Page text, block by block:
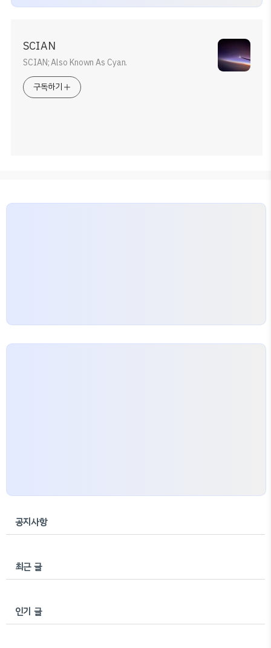
SCIAN
SCIAN; Also Known As Cyan.
구독하기
공지사항
최근 글
인기 글